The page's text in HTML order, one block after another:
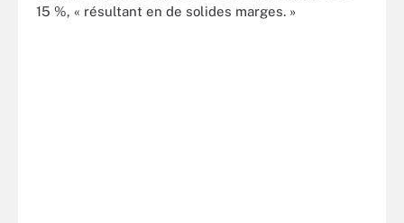
15 %, « résultant en de solides marges. »